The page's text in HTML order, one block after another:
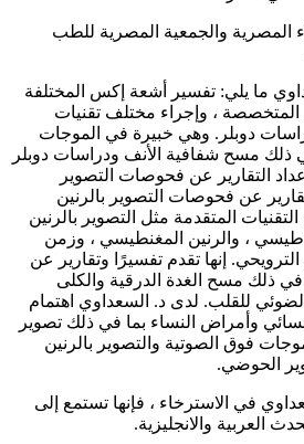
المصرية والجمعية المصرية للطب
ما يلي: تفسير أشعة إكس المختلفة
المتخصصة ، وإجراء مختلف تقنيات
دوبلر. وهي خبيرة في الموجات
ذلك مسح شفافية الأنف ودراسات دوبلر
التقارير عن فحوصات التصوير
عن فحوصات التصوير بالرنين
المتقدمة مثل التصوير بالرنين
، والرنين المغنطيسي ، وزمن
الترويحي. إنها تقدم تفسيرًا وتقارير عن
في ذلك مسح الغدة الدرقية والكلى
للقلب. لدى د. السعداوي اهتمام
وأمراض النساء بما في ذلك تصوير
فوق الصوتية والتصوير بالرنين
الحوضي.
في الاسترخاء ، فإنها تستمع إلى
العربية والانجليزية.